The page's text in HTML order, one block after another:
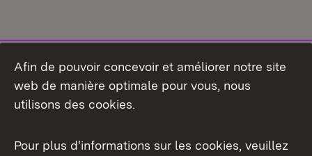
Afin de pouvoir concevoir et améliorer notre site
web de manière optimale pour vous, nous
utilisons des cookies.
Pour plus d'informations sur les cookies, veuillez